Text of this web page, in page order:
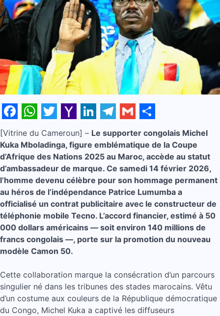
Facebook
WhatsApp
Twitter
Yahoo
Mail
LinkedIn
Telegram
Gmail
Share
[Vitrine du Cameroun] – Le supporter congolais Michel
Kuka Mboladinga, figure emblématique de la Coupe
d’Afrique des Nations 2025 au Maroc, accède au statut
d’ambassadeur de marque. Ce samedi 14 février 2026,
l’homme devenu célèbre pour son hommage permanent
au héros de l’indépendance Patrice Lumumba a
officialisé un contrat publicitaire avec le constructeur de
téléphonie mobile Tecno. L’accord financier, estimé à 50
000 dollars américains — soit environ 140 millions de
francs congolais —, porte sur la promotion du nouveau
modèle Camon 50.
Cette collaboration marque la consécration d’un parcours
singulier né dans les tribunes des stades marocains. Vêtu
d’un costume aux couleurs de la République démocratique
du Congo, Michel Kuka a captivé les diffuseurs